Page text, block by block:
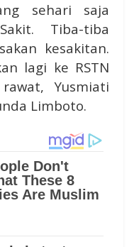
sehari saja
Tiba-tiba
kesakitan.
lagi ke RSTN
Yusmiati
Limboto.